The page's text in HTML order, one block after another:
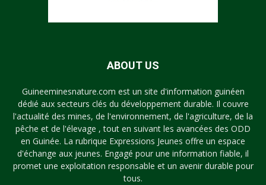
ABOUT US
Guineeminesnature.com est un site d'information guinéen
dédié aux secteurs clés du développement durable. Il couvre
l'actualité des mines, de l'environnement, de l'agriculture, de la
pêche et de l'élevage , tout en suivant les avancées des ODD
en Guinée. La rubrique Expressions Jeunes offre un espace
d'échange aux jeunes. Engagé pour une information fiable, il
promet une exploitation responsable et un avenir durable pour
tous.